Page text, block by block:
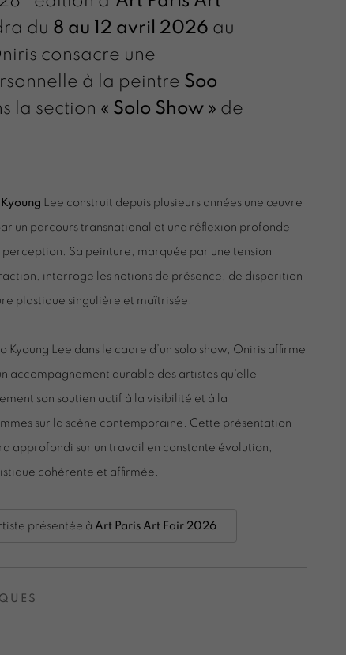
du 8 au 12 avril 2026 au
consacre une
à la peintre Soo
la section « Solo Show » de
Lee construit depuis plusieurs années une œuvre
un parcours transnational et une réflexion profonde
Sa peinture, marquée par une tension
interroge les notions de présence, de disparition
plastique singulière et maîtrisée.
Kyoung Lee dans le cadre d’un solo show, Oniris affirme
accompagnement durable des artistes qu’elle
son soutien actif à la visibilité et à la
sur la scène contemporaine. Cette présentation
approfondi sur un travail en constante évolution,
cohérente et affirmée.
présentée à Art Paris Art Fair 2026